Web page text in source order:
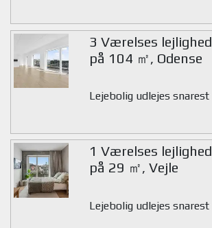
3 Værelses lejlighed
på 104 ㎡, Odense
Lejebolig udlejes snarest
1 Værelses lejlighed
på 29 ㎡, Vejle
Lejebolig udlejes snarest